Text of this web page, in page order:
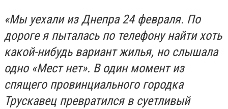
«Мы уехали из Днепра 24 февраля. По
дороге я пыталась по телефону найти хоть
какой-нибудь вариант жилья, но слышала
одно «Мест нет». В один момент из
спящего провинциального городка
Трускавец превратился в суетливый